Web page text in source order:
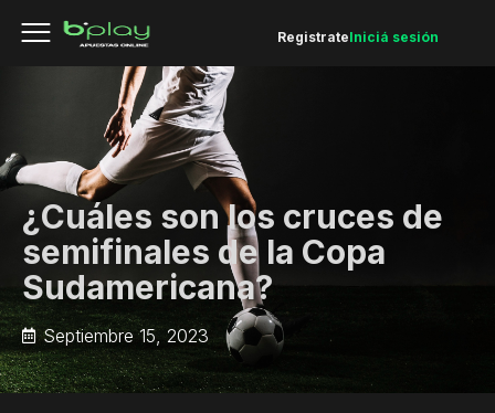
RegistrateIniciá sesión
¿Cuáles son los cruces de
semifinales de la Copa
Sudamericana?
Septiembre 15, 2023